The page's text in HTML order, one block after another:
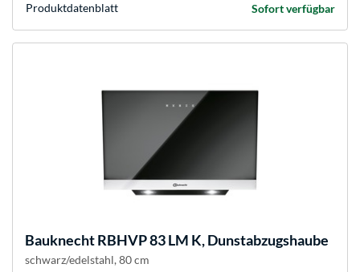
Sofort verfügbar
Produkt­datenblatt
BauknechtRBHVP 83 LM K, Dunstabzugshaube
schwarz/edelstahl, 80 cm